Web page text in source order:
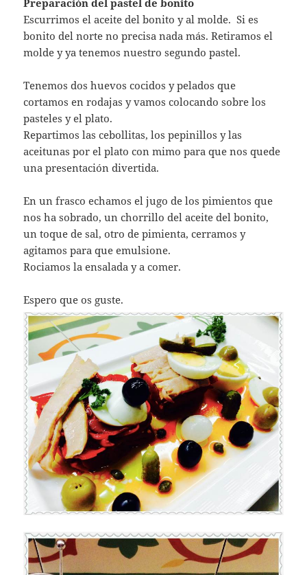
Escurrimos el aceite del bonito y al molde. Si es
bonito del norte no precisa nada más. Retiramos el
molde y ya tenemos nuestro segundo pastel.
Tenemos dos huevos cocidos y pelados que
cortamos en rodajas y vamos colocando sobre los
pasteles y el plato.
Repartimos las cebollitas, los pepinillos y las
aceitunas por el plato con mimo para que nos quede
una presentación divertida.
En un frasco echamos el jugo de los pimientos que
nos ha sobrado, un chorrillo del aceite del bonito,
un toque de sal, otro de pimienta, cerramos y
agitamos para que emulsione.
Rociamos la ensalada y a comer.
Espero que os guste.